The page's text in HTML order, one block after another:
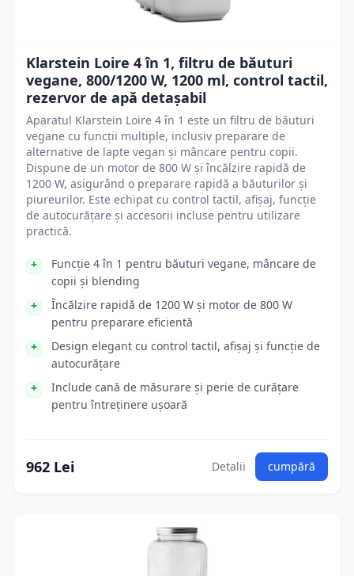
Klarstein Loire 4 în 1, filtru de băuturi
vegane, 800/1200 W, 1200 ml, control tactil,
rezervor de apă detașabil
Aparatul Klarstein Loire 4 în 1 este un filtru de băuturi
vegane cu funcții multiple, inclusiv preparare de
alternative de lapte vegan și mâncare pentru copii.
Dispune de un motor de 800 W și încălzire rapidă de
1200 W, asigurând o preparare rapidă a băuturilor și
piureurilor. Este echipat cu control tactil, afișaj, funcție
de autocurățare și accesorii incluse pentru utilizare
practică.
Funcție 4 în 1 pentru băuturi vegane, mâncare de
copii și blending
Încălzire rapidă de 1200 W și motor de 800 W
pentru preparare eficientă
Design elegant cu control tactil, afișaj și funcție de
autocurățare
Include cană de măsurare și perie de curățare
pentru întreținere ușoară
962 Lei Detalii cumpără